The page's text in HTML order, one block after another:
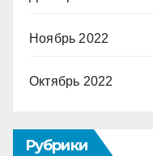
Ноябрь 2022
Октябрь 2022
Рубрики